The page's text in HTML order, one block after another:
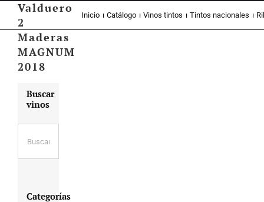
Valduero
2
Maderas
MAGNUM
2018
Inicio Catálogo Vinos tintos Tintos nacionales
Buscar
vinos
Categorías